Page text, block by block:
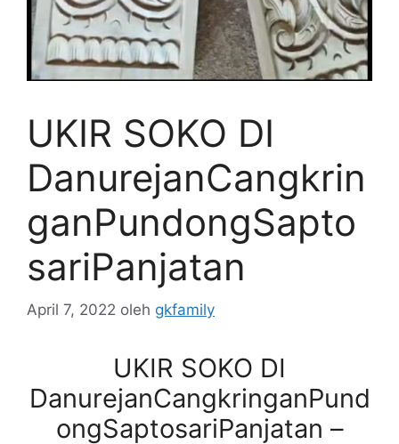
UKIR SOKO DI
DanurejanCangkrin
ganPundongSapto
sariPanjatan
April 7, 2022 oleh gkfamily
UKIR SOKO DI
DanurejanCangkringanPund
ongSaptosariPanjatan –